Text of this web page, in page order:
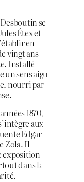
se
Étex et
en
vingt ans
Installé
un sens aigu
nourri par
1870,
aux
Edgar
Zola. Il
exposition
dans la